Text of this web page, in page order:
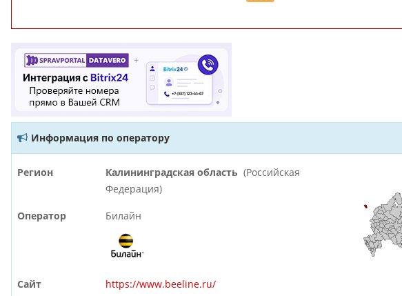
Информация по оператору
Регион Калининградская область (Российская
Федерация)
Оператор Билайн
Сайт https://www.beeline.ru/